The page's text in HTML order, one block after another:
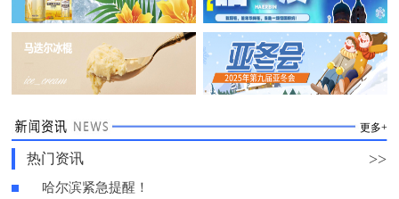
更多+
热门资讯 >>
哈尔滨紧急提醒！